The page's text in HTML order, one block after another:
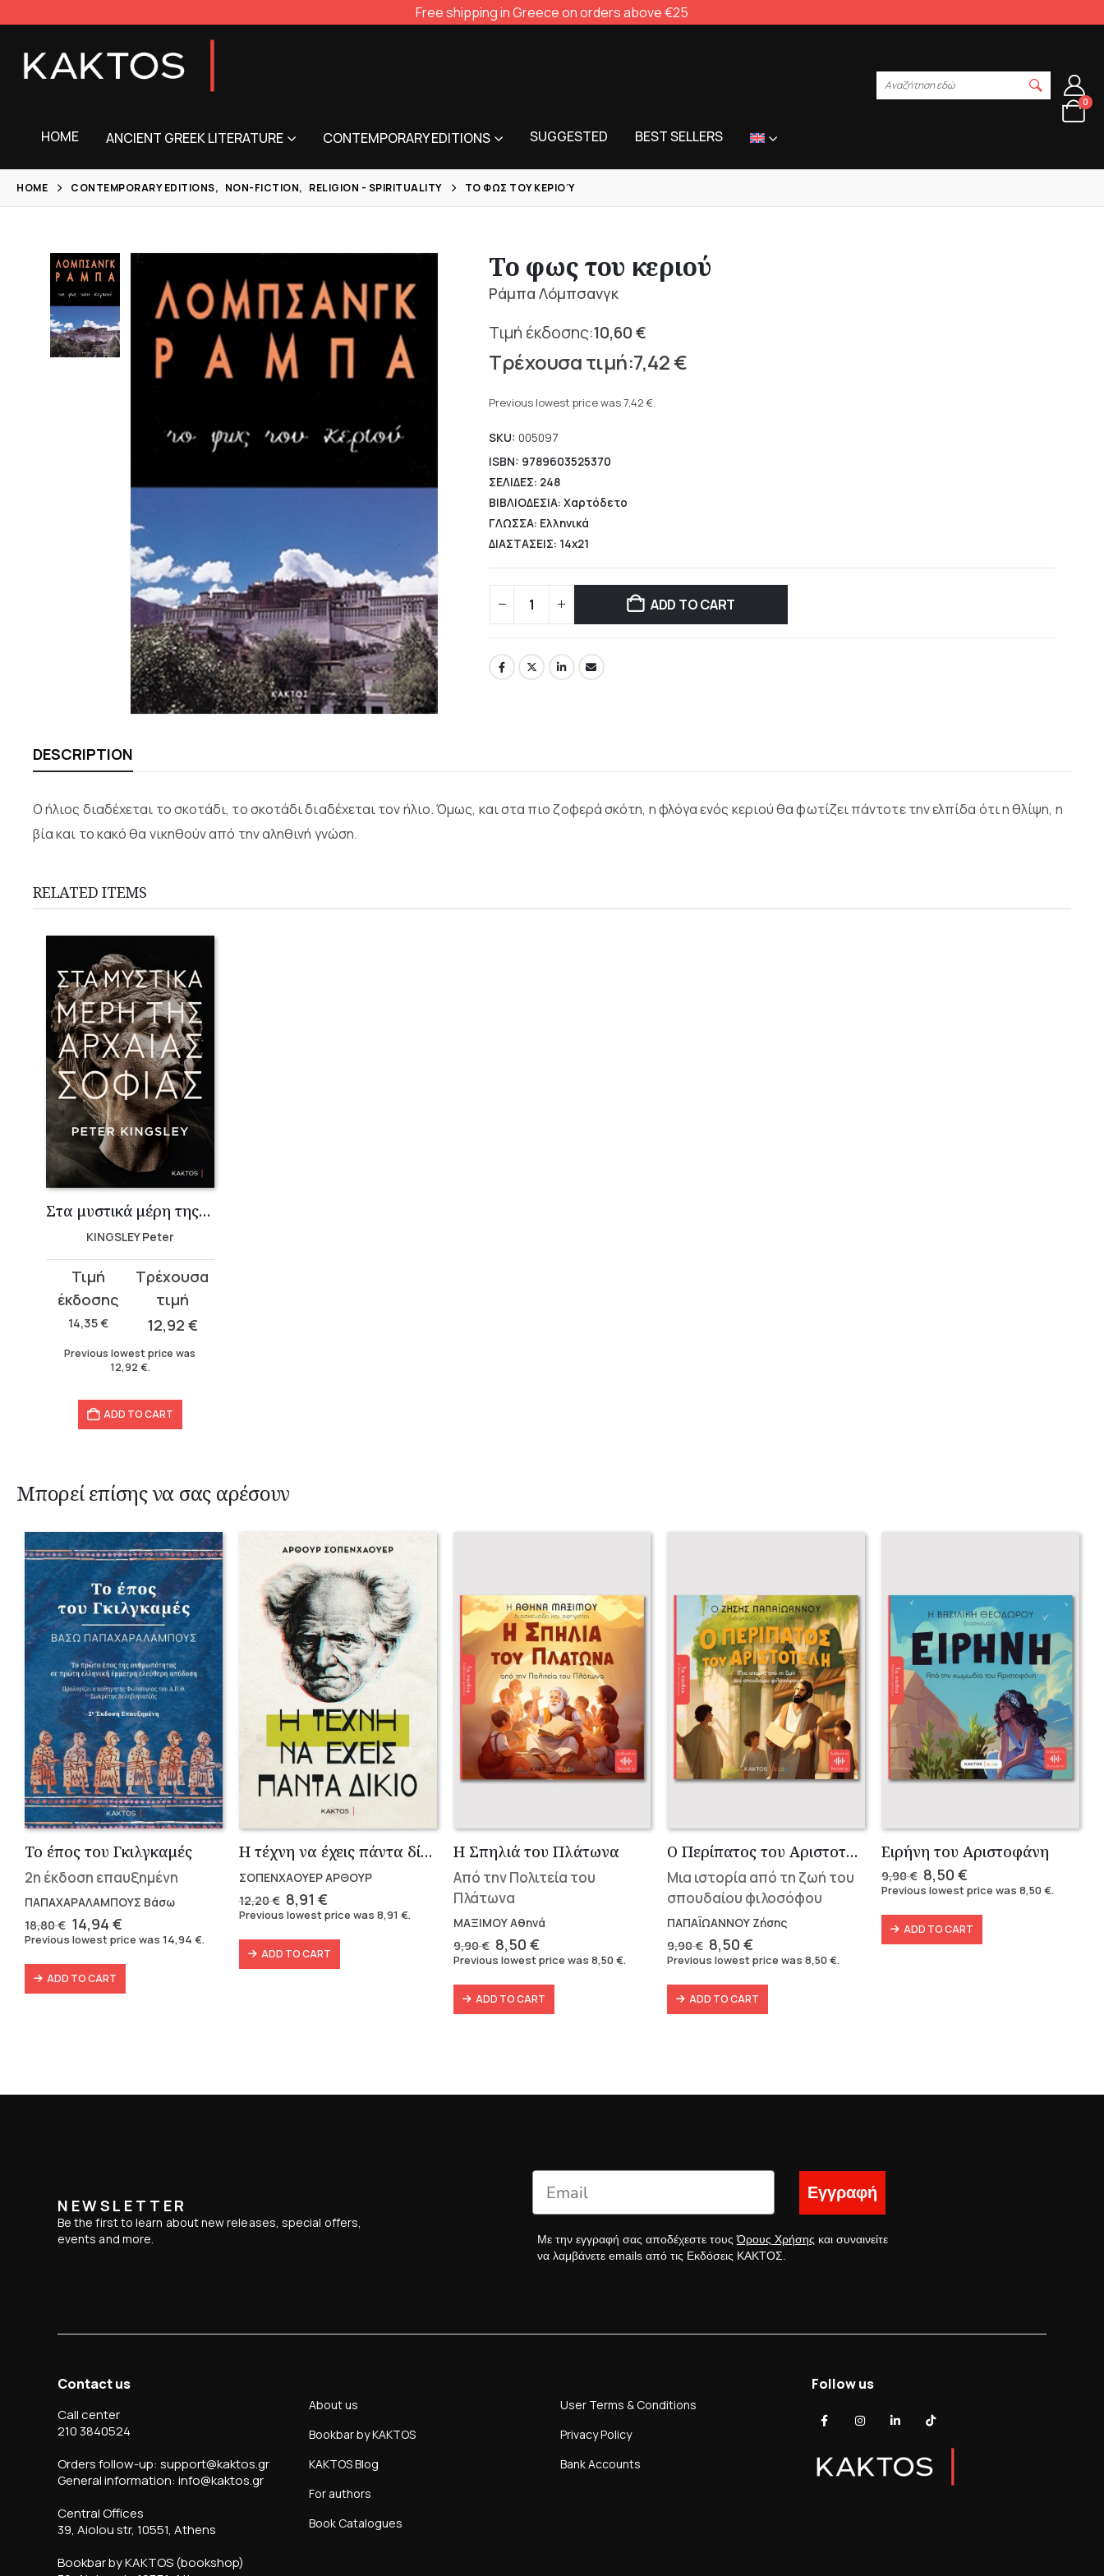
Free shipping in Greece on orders above €25
HOME ANCIENT GREEK LITERATURE CONTEMPORARY EDITIONS SUGGESTED BEST SELLERS
Αναζήτηση εδώ
0
HOME CONTEMPORARY EDITIONS, NON-FICTION, RELIGION - SPIRITUALITY ΤΟ ΦΩΣ ΤΟΥ ΚΕΡΙΟΎ
Το φως του κεριού
Ράμπα Λόμπσανγκ
10,60€
Original
price
was:
10,60 €.
7,42€
price
7,42 €.
Previous lowest price was7,42 €.
SKU: 005097
ISBN: 9789603525370
ΣΕΛΙΔΕΣ: 248
ΒΙΒΛΙΟΔΕΣΙΑ: Χαρτόδετο
ΓΛΩΣΣΑ: Ελληνικά
ΔΙΑΣΤΑΣΕΙΣ: 14x21
ADD TO CART
DESCRIPTION
Ο ήλιος διαδέχεται το σκοτάδι, το σκοτάδι διαδέχεται τον ήλιο. Όμως, και στα πιο ζοφερά σκότη, η φλόγα ενός κεριού θα φωτίζει πάντοτε την ελπίδα ότι η θλίψη, η
βία και το κακό θα νικηθούν από την αληθινή γνώση.
RELATED ITEMS
Στα μυστικά μέρη της αρχαίας σοφίας
KINGSLEY Peter
14,35€
Original
price
was:
14,35 €.
12,92 €
Current
price
12,92 €.
Previous lowest price was
12,92 €.
ADD TO CART
Μπορεί επίσης να σας αρέσουν
Το έπος του Γκιλγκαμές
2η έκδοση επαυξημένη
ΠΑΠΑΧΑΡΑΛΑΜΠΟΥΣ Βάσω
18,80€ Original
price
18,80 €.
14,94€
price
14,94 €.
Previous lowest price was 14,94 €.
ADD TO CART
Η τέχνη να έχεις πάντα δίκαιο
ΣΟΠΕΝΧΑΟΥΕΡ ΑΡΘΟΥΡ
12,20€ Original
price
12,20 €.
8,91 €Current
price
is:
8,91 €.
Previous lowest price was 8,91 €.
ADD TO CART
Η Σπηλιά του Πλάτωνα
Από την Πολιτεία του
Πλάτωνα
ΜΑΞΙΜΟΥ Αθηνά
9,90€ Original
price
9,90 €.
8,50 €Current
price
is:
8,50 €.
Previous lowest price was 8,50€.
ADD TO CART
Ο Περίπατος του Αριστοτέλη
Μια ιστορία από τη ζωή του
σπουδαίου φιλοσόφου
ΠΑΠΑΪΩΑΝΝΟΥ Ζήσης
9,90€ Original
price
9,90 €.
8,50€
price
is:
8,50 €.
Previous lowest price was8,50€.
ADD TO CART
Ειρήνη του Αριστοφάνη
9,90€ Original
price
9,90 €.
8,50€
price
is:
8,50 €.
Previous lowest price was8,50€.
ADD TO CART
NEWSLETTER
Be the first to learn about new releases, special offers,
events and more.
Εγγραφή
Με την εγγραφή σας αποδέχεστε τουςΌρους Χρήσης και συναινείτε
να λαμβάνετε emails από τις Εκδόσεις ΚΑΚΤΟΣ.
Contact us
Call center
210 3840524
Orders follow-up: support@kaktos.gr
General information: info@kaktos.gr
Central Offices
39, Aiolou str, 10551, Athens
Bookbar by KAKTOS (bookshop)
About us
Bookbar by KAKTOS
KAKTOS Blog
For authors
Book Catalogues
User Terms & Conditions
Privacy Policy
Bank Accounts
Follow us